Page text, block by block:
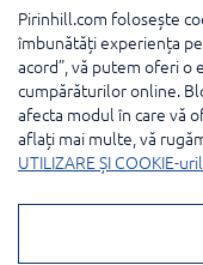
Grecia
Olanda
Franţa
Pirinhill.com folosește
îmbunătăți experiența
acord”, vă putem oferi o
cumpărăturilor online.
afecta modul în care vă
aflați mai multe, vă
UTILIZARE ȘI COOKIE-